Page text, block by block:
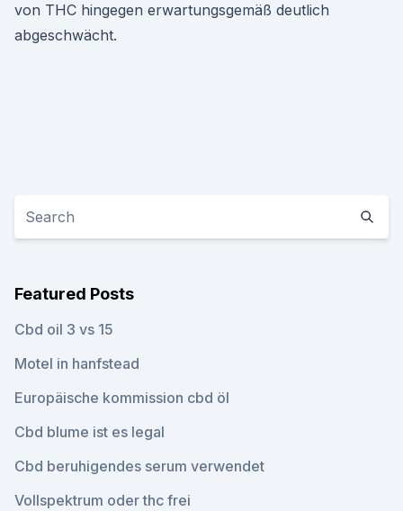
von THC hingegen erwartungsgemäß deutlich
abgeschwächt.
Featured Posts
Cbd oil 3 vs 15
Motel in hanfstead
Europäische kommission cbd öl
Cbd blume ist es legal
Cbd beruhigendes serum verwendet
Vollspektrum oder thc frei